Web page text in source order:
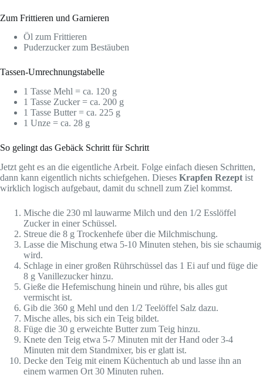
Zum Frittieren und Garnieren
Öl zum Frittieren
Puderzucker zum Bestäuben
Tassen-Umrechnungstabelle
1 Tasse Mehl = ca. 120 g
1 Tasse Zucker = ca. 200 g
1 Tasse Butter = ca. 225 g
1 Unze = ca. 28 g
So gelingt das Gebäck Schritt für Schritt
Jetzt geht es an die eigentliche Arbeit. Folge einfach diesen Schritten,
dann kann eigentlich nichts schiefgehen. Dieses Krapfen Rezept ist
wirklich logisch aufgebaut, damit du schnell zum Ziel kommst.
Mische die 230 ml lauwarme Milch und den 1/2 Esslöffel
Zucker in einer Schüssel.
Streue die 8 g Trockenhefe über die Milchmischung.
Lasse die Mischung etwa 5-10 Minuten stehen, bis sie schaumig
wird.
Schlage in einer großen Rührschüssel das 1 Ei auf und füge die
8 g Vanillezucker hinzu.
Gieße die Hefemischung hinein und rühre, bis alles gut
vermischt ist.
Gib die 360 g Mehl und den 1/2 Teelöffel Salz dazu.
Mische alles, bis sich ein Teig bildet.
Füge die 30 g erweichte Butter zum Teig hinzu.
Knete den Teig etwa 5-7 Minuten mit der Hand oder 3-4
Minuten mit dem Standmixer, bis er glatt ist.
Decke den Teig mit einem Küchentuch ab und lasse ihn an
einem warmen Ort 30 Minuten ruhen.